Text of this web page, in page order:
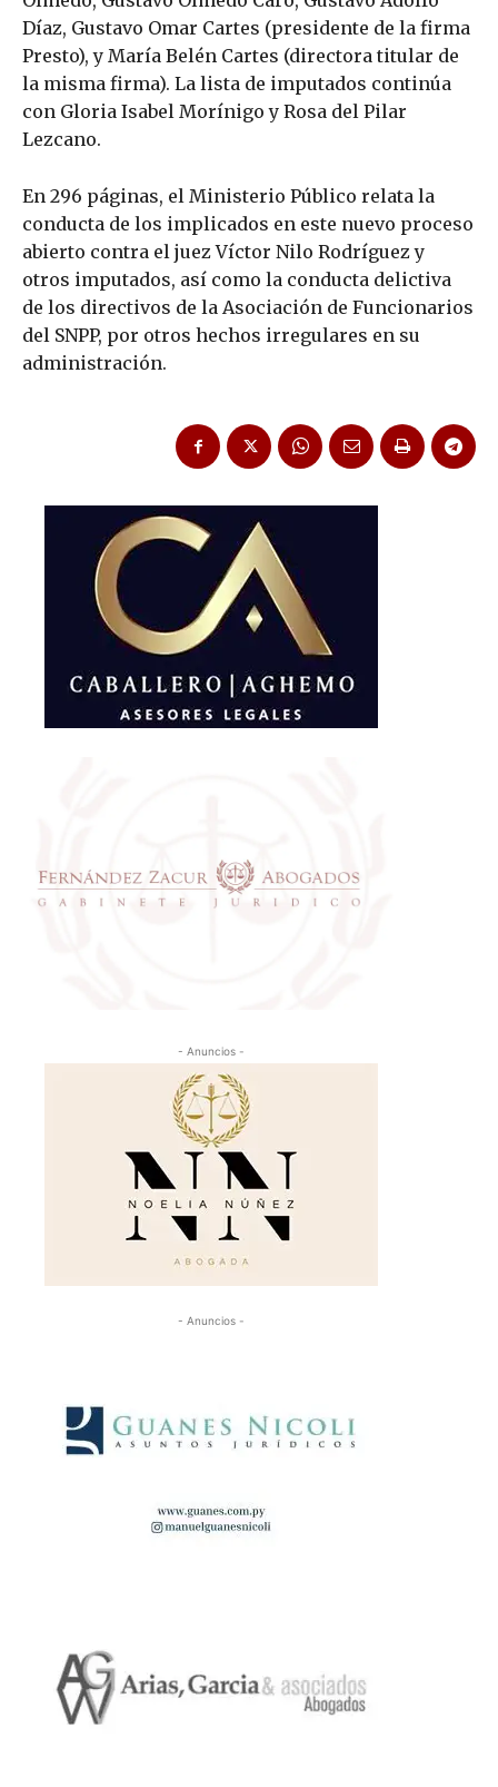
Díaz, Gustavo Omar Cartes (presidente de la firma
Presto), y María Belén Cartes (directora titular de
la misma firma). La lista de imputados continúa
con Gloria Isabel Morínigo y Rosa del Pilar
Lezcano.
En 296 páginas, el Ministerio Público relata la
conducta de los implicados en este nuevo proceso
abierto contra el juez Víctor Nilo Rodríguez y
otros imputados, así como la conducta delictiva
de los directivos de la Asociación de Funcionarios
del SNPP, por otros hechos irregulares en su
administración.
- Anuncios -
- Anuncios -